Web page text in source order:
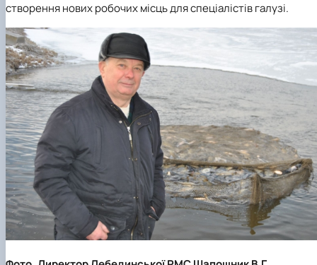
створення нових робочих місць для спеціалістів галузі.